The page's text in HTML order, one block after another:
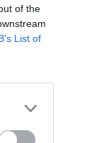
of the
List of